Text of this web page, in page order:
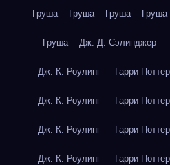
Груша Груша Груша Груша
Груша Дж. Д. Сэлинджер —
Дж. К. Роулинг — Гарри
Дж. К. Роулинг — Гарри
Дж. К. Роулинг — Гарри
Дж. К. Роулинг — Гарри